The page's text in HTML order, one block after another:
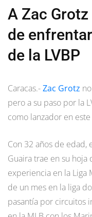
A Zac
de
de la LVBP
Caracas.-Zac Grotz
pero a su paso por la
como lanzador en
Con 32 años de
Guaira trae en su hoja
experiencia en la Liga
de un mes en la liga
pasantía por circuitos